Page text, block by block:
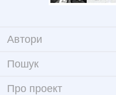
Автори
Пошук
Про проект